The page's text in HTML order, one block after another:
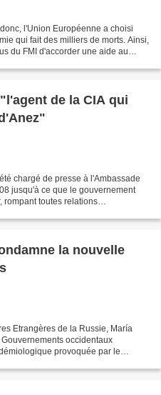
l'Union Européenne a choisi
qui fait des milliers de morts. Ainsi,
du FMI d'accorder une aide au
de la CIA qui
chargé de presse à l'Ambassade
jusqu'à ce que le gouvernement
rompant toutes relations
la nouvelle
Etrangères de la Russie, María
occidentaux
provoquée par le